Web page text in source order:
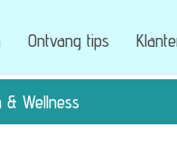
Ontvang tips
& Wellness